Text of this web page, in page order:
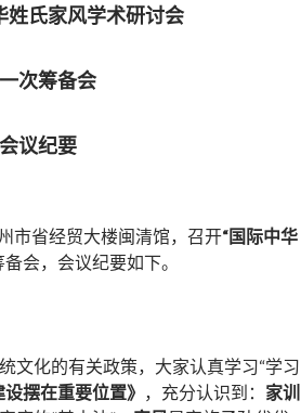
姓氏家风学术研讨会
次筹备会
会议纪要
市省经贸大楼闽清馆，召开“国际中华
会，会议纪要如下。
文化的有关政策，大家认真学习“学习
摆在重要位置》 ，充分认识到： 家训